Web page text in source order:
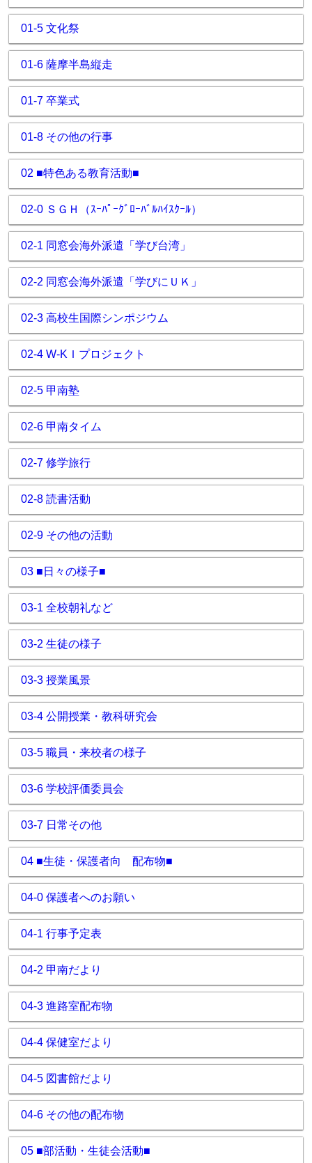
01-5 文化祭
01-6 薩摩半島縦走
01-7 卒業式
01-8 その他の行事
02 ■特色ある教育活動■
02-0 ＳＧＨ（ｽｰﾊﾟｰｸﾞﾛｰﾊﾞﾙﾊｲｽｸｰﾙ）
02-1 同窓会海外派遣「学び台湾」
02-2 同窓会海外派遣「学びにＵＫ」
02-3 高校生国際シンポジウム
02-4 W-KＩプロジェクト
02-5 甲南塾
02-6 甲南タイム
02-7 修学旅行
02-8 読書活動
02-9 その他の活動
03 ■日々の様子■
03-1 全校朝礼など
03-2 生徒の様子
03-3 授業風景
03-4 公開授業・教科研究会
03-5 職員・来校者の様子
03-6 学校評価委員会
03-7 日常その他
04 ■生徒・保護者向 配布物■
04-0 保護者へのお願い
04-1 行事予定表
04-2 甲南だより
04-3 進路室配布物
04-4 保健室だより
04-5 図書館だより
04-6 その他の配布物
05 ■部活動・生徒会活動■